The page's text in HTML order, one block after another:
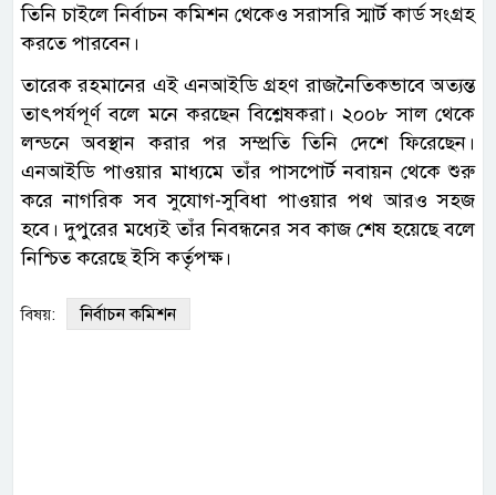
তিনি চাইলে নির্বাচন কমিশন থেকেও সরাসরি স্মার্ট কার্ড সংগ্রহ
করতে পারবেন।
তারেক রহমানের এই এনআইডি গ্রহণ রাজনৈতিকভাবে অত্যন্ত
তাৎপর্যপূর্ণ বলে মনে করছেন বিশ্লেষকরা। ২০০৮ সাল থেকে
লন্ডনে অবস্থান করার পর সম্প্রতি তিনি দেশে ফিরেছেন।
এনআইডি পাওয়ার মাধ্যমে তাঁর পাসপোর্ট নবায়ন থেকে শুরু
করে নাগরিক সব সুযোগ-সুবিধা পাওয়ার পথ আরও সহজ
হবে। দুপুরের মধ্যেই তাঁর নিবন্ধনের সব কাজ শেষ হয়েছে বলে
নিশ্চিত করেছে ইসি কর্তৃপক্ষ।
বিষয়: নির্বাচন কমিশন